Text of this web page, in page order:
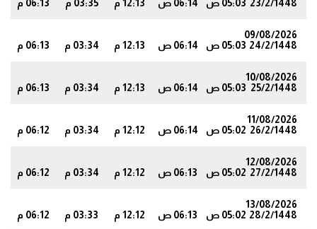
23/2/1448 05:03 ص 06:14 ص 12:13 م 03:35 م 06:13 م
09/08/2026
24/2/1448 05:03 ص 06:14 ص 12:13 م 03:34 م 06:13 م
10/08/2026
25/2/1448 05:03 ص 06:14 ص 12:13 م 03:34 م 06:13 م
11/08/2026
26/2/1448 05:02 ص 06:14 ص 12:12 م 03:34 م 06:12 م
12/08/2026
27/2/1448 05:02 ص 06:13 ص 12:12 م 03:34 م 06:12 م
13/08/2026
28/2/1448 05:02 ص 06:13 ص 12:12 م 03:33 م 06:12 م